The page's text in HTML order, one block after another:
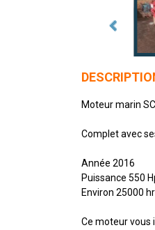
Moteur marin
Complet avec
Année 2016
Puissance 550
Environ 25000
Ce moteur vous